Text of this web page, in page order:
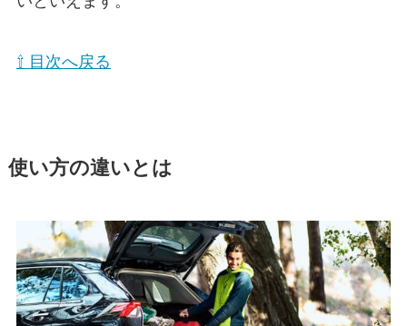
⇧ 目次へ戻る
使い方の違いとは